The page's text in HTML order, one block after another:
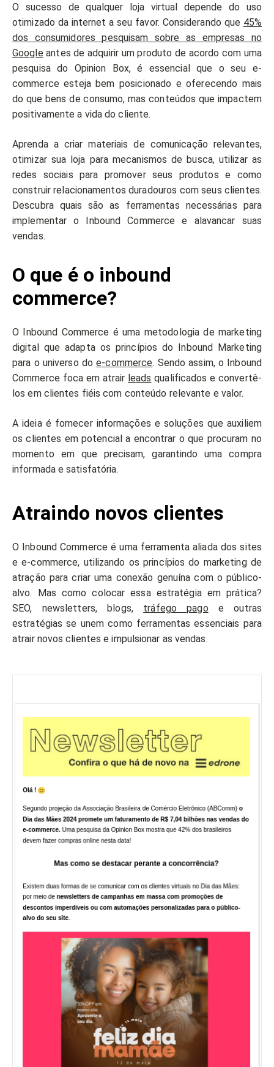
O sucesso de qualquer loja virtual depende do uso
otimizado da internet a seu favor. Considerando que 45%
dos consumidores pesquisam sobre as empresas no
Googleantes de adquirir um produto de acordo com uma
pesquisa do Opinion Box, é essencial que o seu e-
commerce esteja bem posicionado e oferecendo mais
do que bens de consumo, mas conteúdos que impactem
positivamente a vida do cliente.
Aprenda a criar materiais de comunicação relevantes,
otimizar sua loja para mecanismos de busca, utilizar as
redes sociais para promover seus produtos e como
construir relacionamentos duradouros com seus clientes.
Descubra quais são as ferramentas necessárias para
implementar o Inbound Commerce e alavancar suas
vendas.
O que é o inbound
commerce?
O Inbound Commerce é uma metodologia de marketing
digital que adapta os princípios do Inbound Marketing
para o universo doe-commerce. Sendo assim, o Inbound
Commerce foca em atrair leads qualificados e convertê-
los em clientes fiéis com conteúdo relevante e valor.
A ideia é fornecer informações e soluções que auxiliem
os clientes em potencial a encontrar o que procuram no
momento em que precisam, garantindo uma compra
informada e satisfatória.
Atraindo novos clientes
O Inbound Commerce é uma ferramenta aliada dos sites
e e-commerce, utilizando os princípios do marketing de
atração para criar uma conexão genuína com o público-
alvo. Mas como colocar essa estratégia em prática?
SEO, newsletters, blogs, tráfego pago e outras
estratégias se unem como ferramentas essenciais para
atrair novos clientes e impulsionar as vendas.